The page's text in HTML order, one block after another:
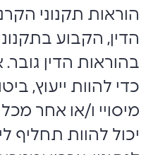
הוראות תקנוני
הדין, הקבוע
בהוראות הדין
כדי להוות ייעוץ,
מיסויי ו/או אחר מכל
יכול להוות תחליף